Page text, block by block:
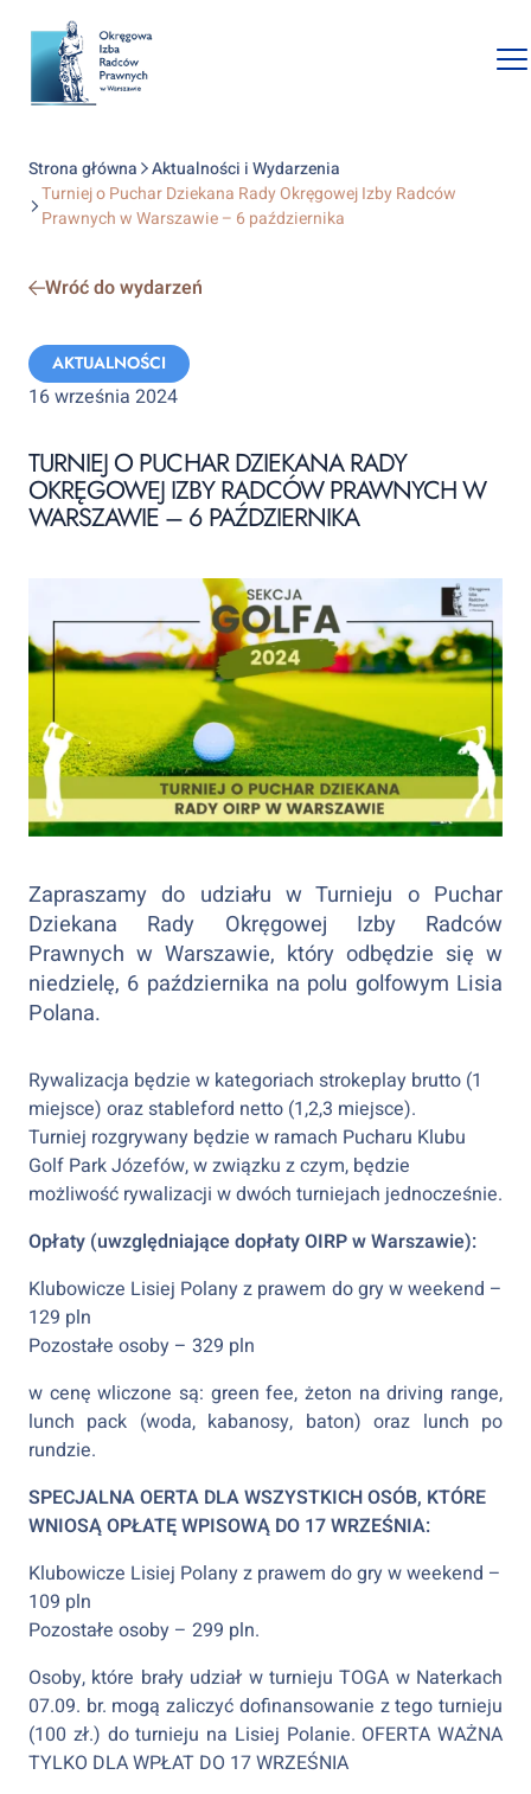
Strona główna
Aktualności i Wydarzenia
Turniej o Puchar Dziekana Rady Okręgowej Izby Radców
Prawnych w Warszawie – 6 października
Wróć do wydarzeń
Categories:
AKTUALNOŚCI
16 września 2024
TURNIEJ O PUCHAR DZIEKANA RADY
OKRĘGOWEJ IZBY RADCÓW PRAWNYCH W
WARSZAWIE – 6 PAŹDZIERNIKA
Zapraszamy do udziału w Turnieju o Puchar
Dziekana Rady Okręgowej Izby Radców
Prawnych w Warszawie, który odbędzie się w
niedzielę, 6 października na polu golfowym Lisia
Polana.
Rywalizacja będzie w kategoriach strokeplay brutto (1
miejsce) oraz stableford netto (1,2,3 miejsce).
Turniej rozgrywany będzie w ramach Pucharu Klubu
Golf Park Józefów, w związku z czym, będzie
możliwość rywalizacji w dwóch turniejach jednocześnie.
Opłaty (uwzględniające dopłaty OIRP w Warszawie):
Klubowicze Lisiej Polany z prawem do gry w weekend –
129 pln
Pozostałe osoby – 329 pln
w cenę wliczone są: green fee, żeton na driving range,
lunch pack (woda, kabanosy, baton) oraz lunch po
rundzie.
SPECJALNA OERTA DLA WSZYSTKICH OSÓB, KTÓRE
WNIOSĄ OPŁATĘ WPISOWĄ DO 17 WRZEŚNIA:
Klubowicze Lisiej Polany z prawem do gry w weekend –
109 pln
Pozostałe osoby – 299 pln.
Osoby, które brały udział w turnieju TOGA w Naterkach
07.09. br. mogą zaliczyć dofinansowanie z tego turnieju
(100 zł.) do turnieju na Lisiej Polanie. OFERTA WAŻNA
TYLKO DLA WPŁAT DO 17 WRZEŚNIA